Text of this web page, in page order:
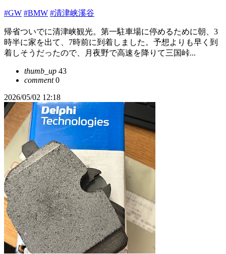
#GW #BMW #清津峡溪谷
帰省ついでに清津峡観光。第一駐車場に停めるために朝、3
時半に家を出て、7時前に到着しました。予想よりも早く到
着しそうだったので、月夜野で高速を降りて三国峠...
thumb_up 43
comment0
2026/05/02 12:18